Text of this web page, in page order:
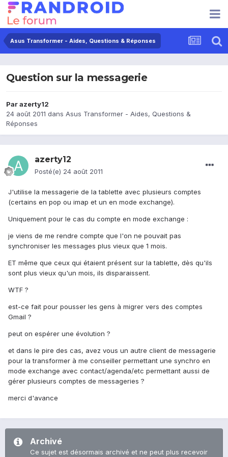
Asus Transformer - Aides, Questions & Réponses
Question sur la messagerie
Parazerty12
24 août 2011 dans Asus Transformer - Aides, Questions &
Réponses
azerty12
Posté(e) 24 août 2011
J'utilise la messagerie de la tablette avec plusieurs comptes
(certains en pop ou imap et un en mode exchange).
Uniquement pour le cas du compte en mode exchange :
je viens de me rendre compte que l'on ne pouvait pas
synchroniser les messages plus vieux que 1 mois.
ET même que ceux qui étaient présent sur la tablette, dès qu'ils
sont plus vieux qu'un mois, ils disparaissent.
WTF ?
est-ce fait pour pousser les gens à migrer vers des comptes
Gmail ?
peut on espérer une évolution ?
et dans le pire des cas, avez vous un autre client de messagerie
pour la transformer à me conseiller permettant une synchro en
mode exchange avec contact/agenda/etc permettant aussi de
gérer plusieurs comptes de messageries ?
merci d'avance
Archivé
Ce sujet est désormais archivé et ne peut plus recevoir